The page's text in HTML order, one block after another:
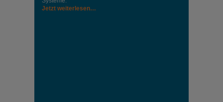
Jetzt weiterlesen…